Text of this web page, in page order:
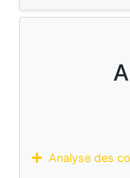
Analyse des